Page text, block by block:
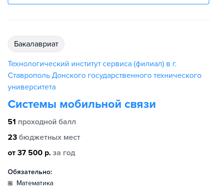
бакалавриат
Технологический институт сервиса (филиал) в г.
Ставрополь Донского государственного технического
университета
Системы мобильной связи
51 проходной балл
23 бюджетных мест
от 37 500 р. за год
Обязательно:
математика